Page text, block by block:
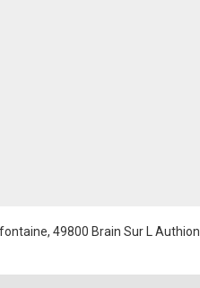
49800 Brain Sur L Authion